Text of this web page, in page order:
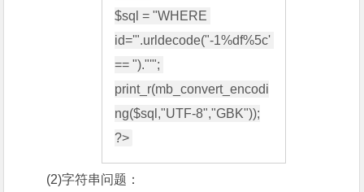
$sql = "WHERE
id='".urldecode("-1%df%5c'
== ")."'";
print_r(mb_convert_encodi
ng($sql,"UTF-8","GBK"));
(2)字符串问题：